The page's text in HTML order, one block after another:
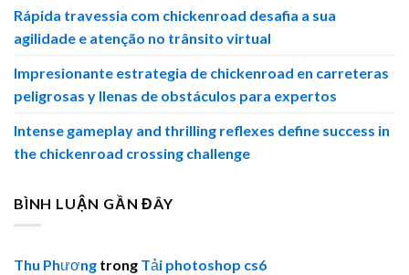
Rápida travessia com chickenroad desafia a sua
agilidade e atenção no trânsito virtual
Impresionante estrategia de chickenroad en carreteras
peligrosas y llenas de obstáculos para expertos
Intense gameplay and thrilling reflexes define success in
the chickenroad crossing challenge
BÌNH LUẬN GẦN ĐÂY
Thu Phương trong Tải photoshop cs6